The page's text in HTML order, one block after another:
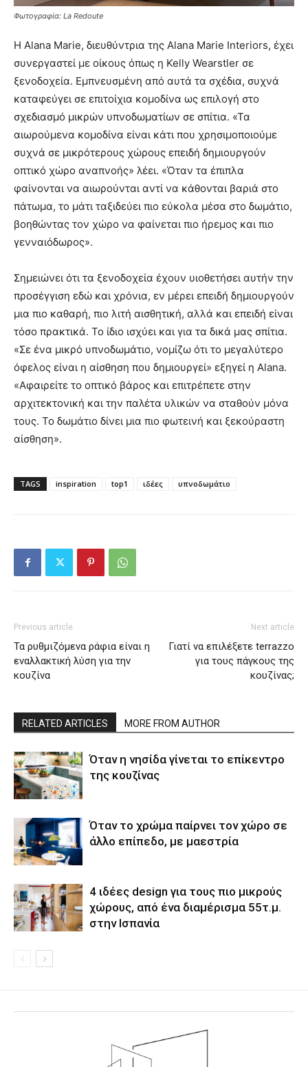
Φωτογραφία: La Redoute
Η Alana Marie, διευθύντρια της Alana Marie Interiors, έχει
συνεργαστεί με οίκους όπως η Kelly Wearstler σε
ξενοδοχεία. Εμπνευσμένη από αυτά τα σχέδια, συχνά
καταφεύγει σε επιτοίχια κομοδίνα ως επιλογή στο
σχεδιασμό μικρών υπνοδωματίων σε σπίτια. «Τα
αιωρούμενα κομοδίνα είναι κάτι που χρησιμοποιούμε
συχνά σε μικρότερους χώρους επειδή δημιουργούν
οπτικό χώρο αναπνοής» λέει. «Όταν τα έπιπλα
φαίνονται να αιωρούνται αντί να κάθονται βαριά στο
πάτωμα, το μάτι ταξιδεύει πιο εύκολα μέσα στο δωμάτιο,
βοηθώντας τον χώρο να φαίνεται πιο ήρεμος και πιο
γενναιόδωρος».
Σημειώνει ότι τα ξενοδοχεία έχουν υιοθετήσει αυτήν την
προσέγγιση εδώ και χρόνια, εν μέρει επειδή δημιουργούν
μια πιο καθαρή, πιο λιτή αισθητική, αλλά και επειδή είναι
τόσο πρακτικά. Το ίδιο ισχύει και για τα δικά μας σπίτια.
«Σε ένα μικρό υπνοδωμάτιο, νομίζω ότι το μεγαλύτερο
όφελος είναι η αίσθηση που δημιουργεί» εξηγεί η Alana.
«Αφαιρείτε το οπτικό βάρος και επιτρέπετε στην
αρχιτεκτονική και την παλέτα υλικών να σταθούν μόνα
τους. Το δωμάτιο δίνει μια πιο φωτεινή και ξεκούραστη
αίσθηση».
TAGS inspiration top1 ιδέες υπνοδωμάτιο
Previous article
Τα ρυθμιζόμενα ράφια είναι η
εναλλακτική λύση για την
κουζίνα
Next article
Γιατί να επιλέξετε terrazzo
για τους πάγκους της
κουζίνας;
RELATED ARTICLES MORE FROM AUTHOR
Όταν η νησίδα γίνεται το επίκεντρο
της κουζίνας
Όταν το χρώμα παίρνει τον χώρο σε
άλλο επίπεδο, με μαεστρία
4 ιδέες design για τους πιο μικρούς
χώρους, από ένα διαμέρισμα 55τ.μ.
στην Ισπανία